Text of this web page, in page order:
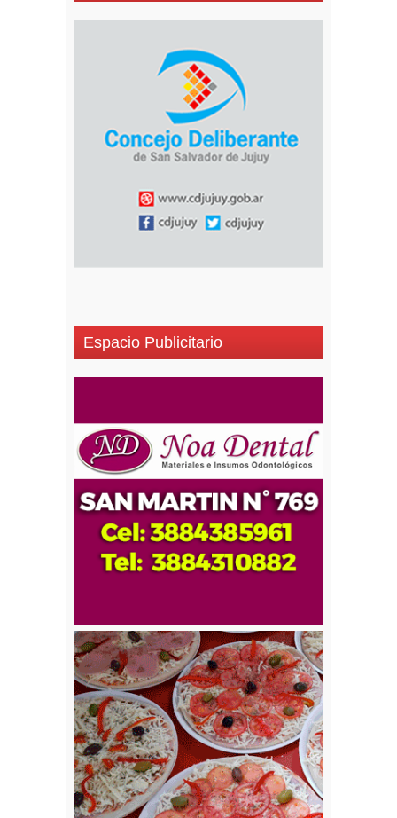
Espacio Publicitario